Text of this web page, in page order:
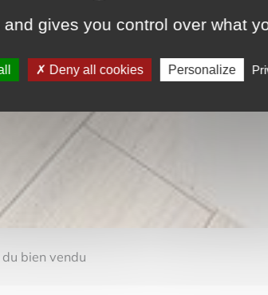
bien vendu
gives you control over what
Deny all cookies Personalize